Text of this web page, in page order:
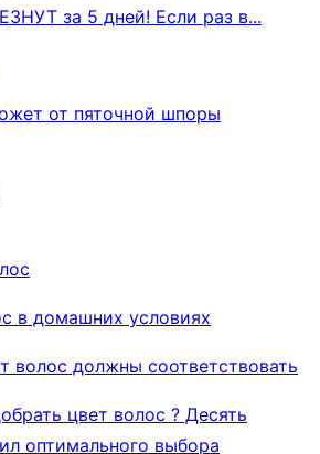
за 5 дней! Если раз в...
от пяточной шпоры
в домашних условиях
цвет волос ? Десять
оптимального выбора